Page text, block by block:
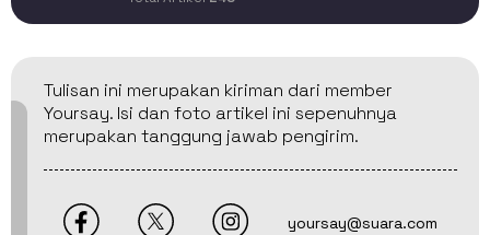
Tulisan ini merupakan kiriman dari member
Yoursay. Isi dan foto artikel ini sepenuhnya
merupakan tanggung jawab pengirim.
yoursay@suara.com